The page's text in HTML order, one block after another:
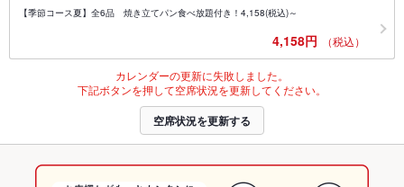
【季節コース夏】全6品 焼き立てパン食べ放題付き！4,158(税込)～
4,158円 （税込）
カレンダーの更新に失敗しました。
下記ボタンを押して空席状況を更新してください。
空席状況を更新する